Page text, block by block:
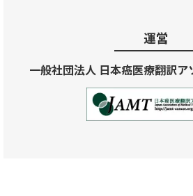
運営
一般社団法人 日本癌医療翻訳